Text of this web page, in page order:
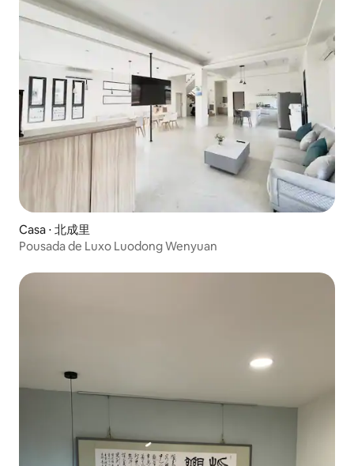
Casa ⋅ 北成里
Pousada de Luxo Luodong Wenyuan